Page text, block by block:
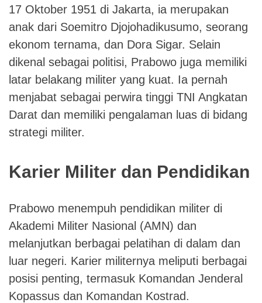
17 Oktober 1951 di Jakarta, ia merupakan
anak dari Soemitro Djojohadikusumo, seorang
ekonom ternama, dan Dora Sigar. Selain
dikenal sebagai politisi, Prabowo juga memiliki
latar belakang militer yang kuat. Ia pernah
menjabat sebagai perwira tinggi TNI Angkatan
Darat dan memiliki pengalaman luas di bidang
strategi militer.
Karier Militer dan Pendidikan
Prabowo menempuh pendidikan militer di
Akademi Militer Nasional (AMN) dan
melanjutkan berbagai pelatihan di dalam dan
luar negeri. Karier militernya meliputi berbagai
posisi penting, termasuk Komandan Jenderal
Kopassus dan Komandan Kostrad.